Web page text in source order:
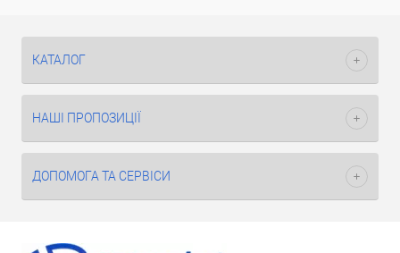
КАТАЛОГ
НАШІ ПРОПОЗИЦІЇ
ДОПОМОГА ТА СЕРВІСИ